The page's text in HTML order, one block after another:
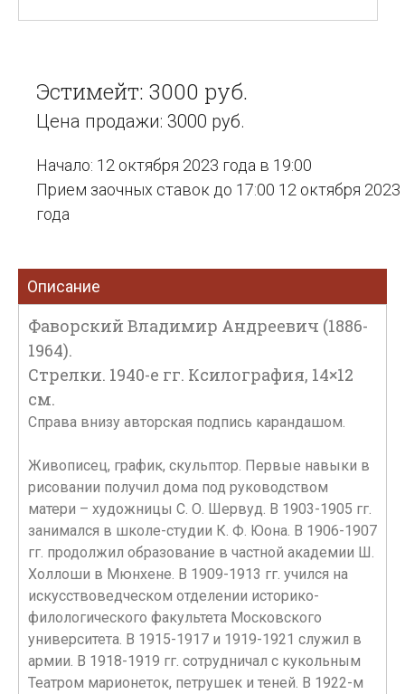
Эстимейт: 3000 руб.
Цена продажи: 3000 руб.
Начало: 12 октября 2023 года в 19:00
Прием заочных ставок до 17:00 12 октября 2023
года
Описание
Фаворский Владимир Андреевич (1886-
1964).
Стрелки. 1940-е гг. Ксилография, 14×12
см.
Справа внизу авторская подпись карандашом.
Живописец, график, скульптор. Первые навыки в
рисовании получил дома под руководством
матери – художницы С. О. Шервуд. В 1903-1905 гг.
занимался в школе-студии К. Ф. Юона. В 1906-1907
гг. продолжил образование в частной академии Ш.
Холлоши в Мюнхене. В 1909-1913 гг. учился на
искусствоведческом отделении историко-
филологического факультета Московского
университета. В 1915-1917 и 1919-1921 служил в
армии. В 1918-1919 гг. сотрудничал с кукольным
Театром марионеток, петрушек и теней. В 1922-м